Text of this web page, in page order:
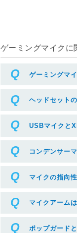
ゲーミングマイクに
ゲーミングマ
ヘッドセット
USBマイクと
コンデンサー
マイクの指向
マイクアーム
ポップガード